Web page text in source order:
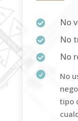
 No
 No
 No

No
tipo